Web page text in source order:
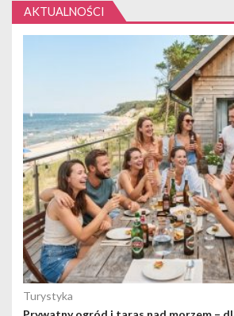
AKTUALNOŚCI
Turystyka